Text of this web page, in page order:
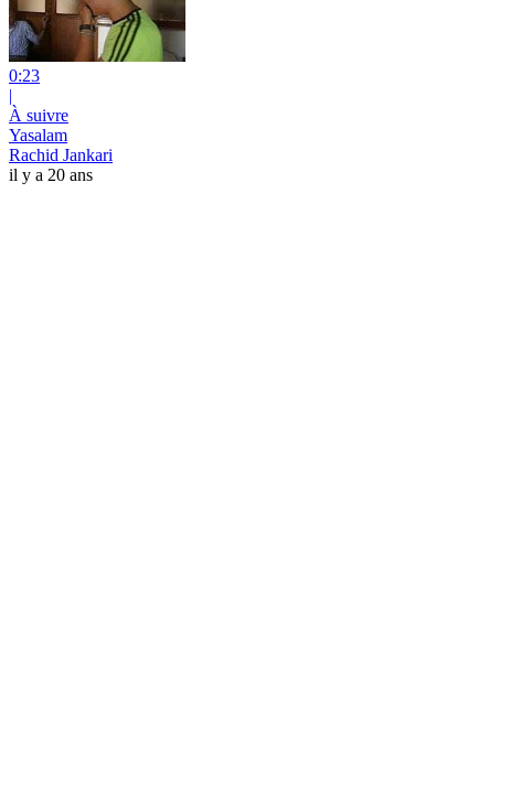
0:23
|
À suivre
Yasalam
Rachid Jankari
il y a 20 ans